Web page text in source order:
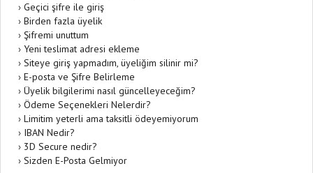
› Geçici şifre ile giriş
› Birden fazla üyelik
› Şifremi unuttum
› Yeni teslimat adresi ekleme
› Siteye giriş yapmadım, üyeliğim silinir mi?
› E-posta ve Şifre Belirleme
› Üyelik bilgilerimi nasıl güncelleyeceğim?
› Ödeme Seçenekleri Nelerdir?
› Limitim yeterli ama taksitli ödeyemiyorum
› IBAN Nedir?
› 3D Secure nedir?
› Sizden E-Posta Gelmiyor